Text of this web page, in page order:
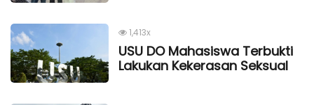
1,413x
USU DO Mahasiswa Terbukti
Lakukan Kekerasan Seksual